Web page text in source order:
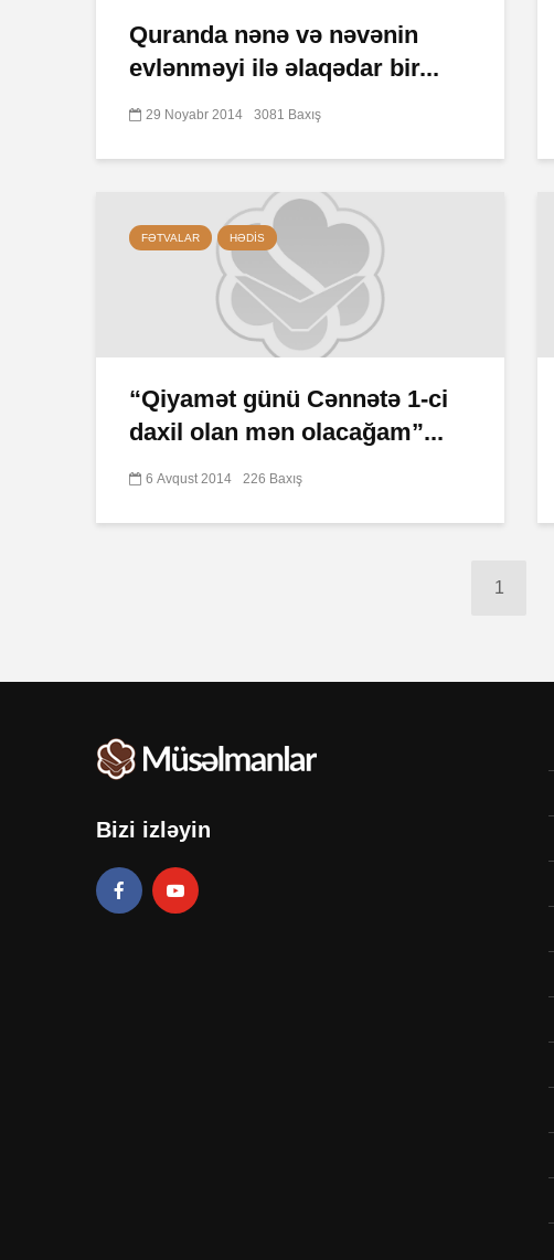
Quranda nənə və nəvənin
evlənməyi ilə əlaqədar bir...
29 Noyabr 2014 3081 Baxış
FƏTVALAR HƏDIS
“Qiyamət günü Cənnətə 1-ci
daxil olan mən olacağam”...
6 Avqust 2014 226 Baxış
1
Bizi izləyin